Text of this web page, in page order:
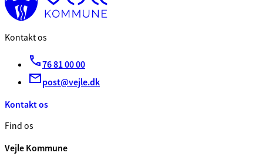
Kontakt os
76 81 00 00
post@vejle.dk
Kontakt os
Find os
Vejle Kommune